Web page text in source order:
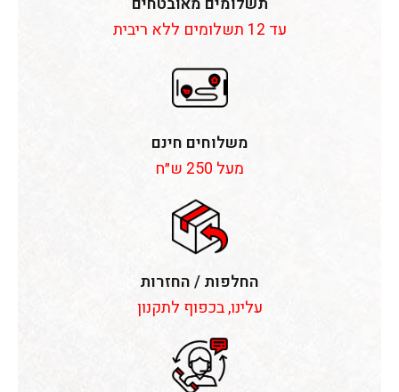
עד 12 תשלומים ללא ריבית
משלוחים חינם
מעל 250 ש״ח
החלפות / החזרות
עלינו, בכפוף לתקנון